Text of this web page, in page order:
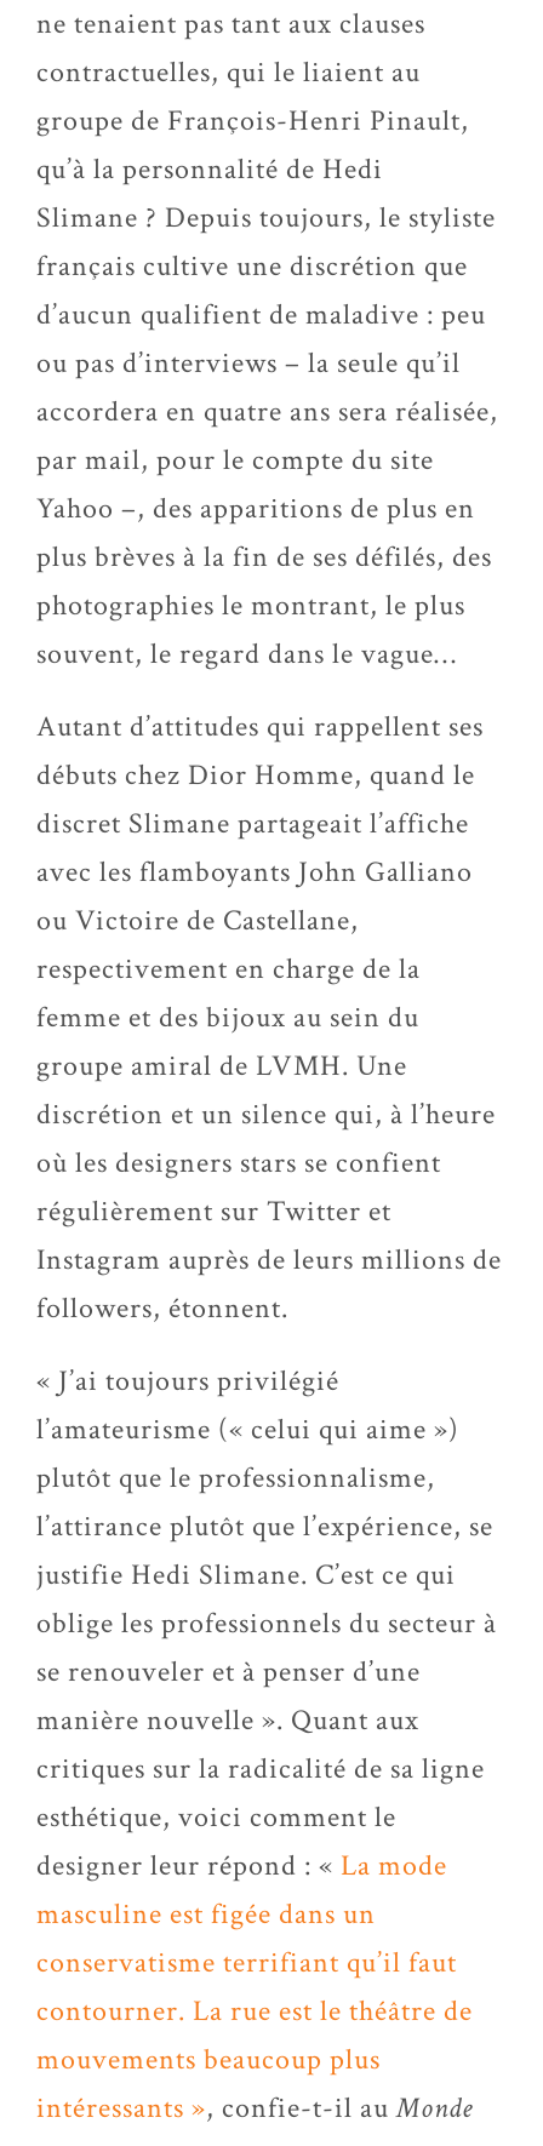
ne tenaient pas tant aux clauses
contractuelles, qui le liaient au
groupe de François-Henri Pinault,
qu’à la personnalité de Hedi
Slimane ? Depuis toujours, le styliste
français cultive une discrétion que
d’aucun qualifient de maladive : peu
ou pas d’interviews – la seule qu’il
accordera en quatre ans sera réalisée,
par mail, pour le compte du site
Yahoo –, des apparitions de plus en
plus brèves à la fin de ses défilés, des
photographies le montrant, le plus
souvent, le regard dans le vague…
Autant d’attitudes qui rappellent ses
débuts chez Dior Homme, quand le
discret Slimane partageait l’affiche
avec les flamboyants John Galliano
ou Victoire de Castellane,
respectivement en charge de la
femme et des bijoux au sein du
groupe amiral de LVMH. Une
discrétion et un silence qui, à l’heure
où les designers stars se confient
régulièrement sur Twitter et
Instagram auprès de leurs millions de
followers, étonnent.
« J’ai toujours privilégié
l’amateurisme (« celui qui aime »)
plutôt que le professionnalisme,
l’attirance plutôt que l’expérience, se
justifie Hedi Slimane. C’est ce qui
oblige les professionnels du secteur à
se renouveler et à penser d’une
manière nouvelle ». Quant aux
critiques sur la radicalité de sa ligne
esthétique, voici comment le
designer leur répond : « La mode
masculine est figée dans un
conservatisme terrifiant qu’il faut
contourner. La rue est le théâtre de
mouvements beaucoup plus
intéressants », confie-t-il auMonde